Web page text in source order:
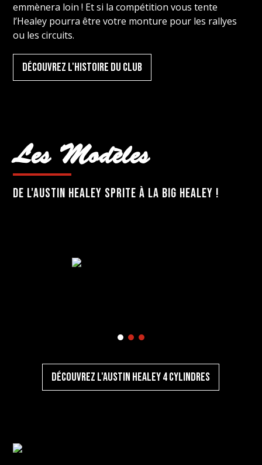
emmènera loin ! Et si la compétition vous tente
l’Healey pourra être votre monture pour les rallyes
ou les circuits.
Découvrez l'histoire du Club
Les Modèles
DE l'austin healey sprite à la big Healey !
Découvrez l'Austin Healey 4 cylindres